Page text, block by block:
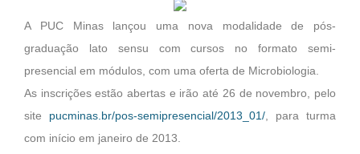
A PUC Minas lançou uma nova modalidade de pós-
graduação lato sensu com cursos no formato semi-
presencial em módulos, com uma oferta de Microbiologia.
As inscrições estão abertas e irão até 26 de novembro, pelo
site pucminas.br/pos-semipresencial/2013_01/, para turma
com início em janeiro de 2013.